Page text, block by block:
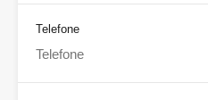
Telefone